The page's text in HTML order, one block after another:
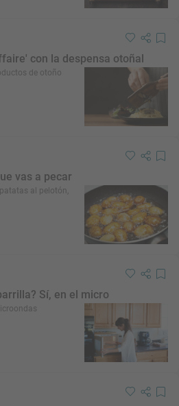
con la despensa otoñal
de otoño
vas a pecar
al pelotón,
Sí, en el micro